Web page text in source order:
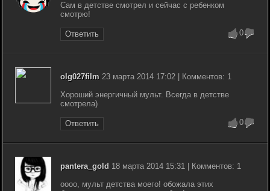
Сам в детстве смотрел и сейчас с ребенком
смотрю!
Ответить 0
olg027film 23 марта 2014 17:02 | Комментов: 1
Хороший энергичный мульт. Всегда в детстве
смотрела)
Ответить 0
pantera_gold 18 марта 2014 15:31 | Комментов: 1
оооо, мульт детства моего! обожала этих